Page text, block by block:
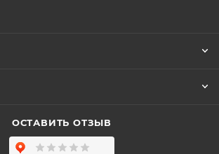
ОСТАВИТЬ ОТЗЫВ